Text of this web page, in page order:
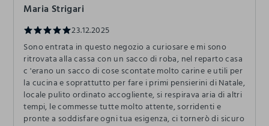
Maria Strigari
23.12.2025
Sono entrata in questo negozio a curiosare e mi sono
ritrovata alla cassa con un sacco di roba, nel reparto casa
c 'erano un sacco di cose scontate molto carine e utili per
la cucina e soprattutto per fare i primi pensierini di Natale,
locale pulito ordinato accogliente, si respirava aria di altri
tempi, le commesse tutte molto attente, sorridenti e
pronte a soddisfare ogni tua esigenza, ci tornerò di sicuro